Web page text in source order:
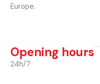
Europe.
Opening hours
24h/7